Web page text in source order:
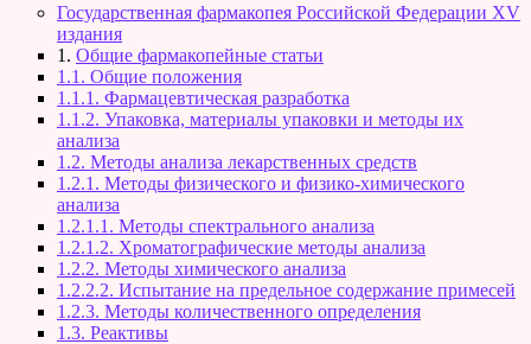
Государственная фармакопея Российской Федерации XV
издания
1. Общие фармакопейные статьи
1.1. Общие положения
1.1.1. Фармацевтическая разработка
1.1.2. Упаковка, материалы упаковки и методы их
анализа
1.2. Методы анализа лекарственных средств
1.2.1. Методы физического и физико-химического
анализа
1.2.1.1. Методы спектрального анализа
1.2.1.2. Хроматографические методы анализа
1.2.2. Методы химического анализа
1.2.2.2. Испытание на предельное содержание примесей
1.2.3. Методы количественного определения
1.3. Реактивы